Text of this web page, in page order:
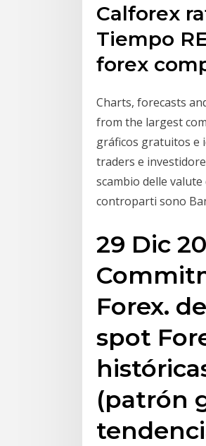
Calforex
Tiempo
forex
Charts, forecasts
from the largest
gráficos gratuitos e
traders e
scambio delle
controparti sono
29 Dic
Forex.
spot
(patrón